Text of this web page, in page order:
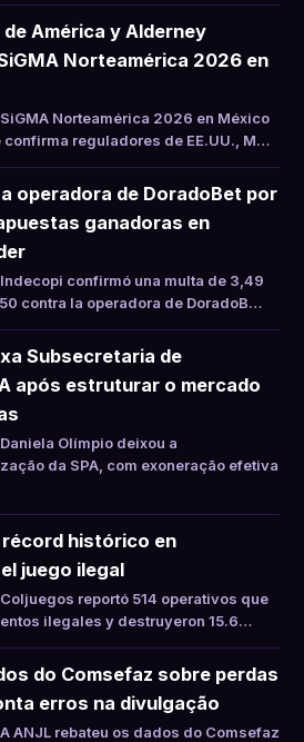
América y Alderney
Norteamérica 2026 en
Norteamérica 2026 en México
confirma reguladores de EE.UU., M…
operadora de DoradoBet por
ganadoras en
confirmó una multa de 3,49
contra la operadora de DoradoB…
Subsecretaria de
após estruturar o mercado
Olímpio deixou a
da SPA, com exoneração efetiva
histórico en
juego ilegal
reportó 514 operativos que
ilegales y destruyeron 15.6…
do Comsefaz sobre perdas
erros na divulgação
ANJL rebateu os dados do Comsefaz